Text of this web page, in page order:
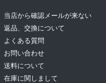
当店から確認メールが来ない
返品、交換について
よくある質問
お問い合わせ
送料について
在庫に関しまして